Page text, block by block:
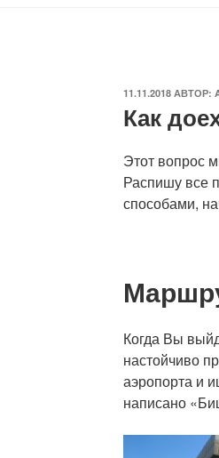
ОПУБЛИКОВАНО
11.11.2018 АВТОР:
Как
Этот вопрос
Распишу все
способами,
Когда Вы
настойчиво
аэропорта и
написано